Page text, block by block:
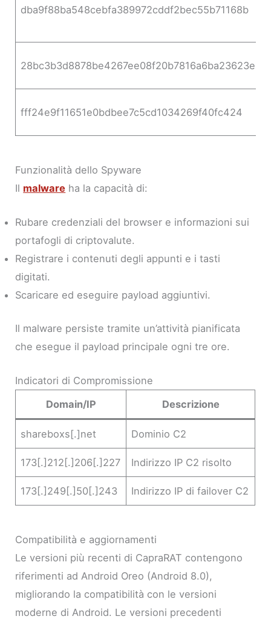
dba9f88ba548cebfa389972cddf2bec55b71168b
28bc3b3d8878be4267ee08f20b7816a6ba23623e
fff24e9f11651e0bdbee7c5cd1034269f40fc424
Funzionalità dello Spyware
Il malware ha la capacità di:
Rubare credenziali del browser e informazioni sui
portafogli di criptovalute.
Registrare i contenuti degli appunti e i tasti
digitati.
Scaricare ed eseguire payload aggiuntivi.
Il malware persiste tramite un’attività pianificata
che esegue il payload principale ogni tre ore.
Indicatori di Compromissione
Domain/IP
Descrizione
shareboxs[.]net Dominio C2
173[.]212[.]206[.]227 Indirizzo IP C2 risolto
173[.]249[.]50[.]243 Indirizzo IP di failover C2
Compatibilità e aggiornamenti
Le versioni più recenti di CapraRAT contengono
riferimenti ad Android Oreo (Android 8.0),
migliorando la compatibilità con le versioni
moderne di Android. Le versioni precedenti